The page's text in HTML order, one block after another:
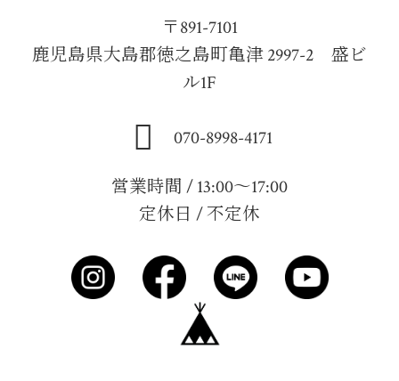
〒891-7101
鹿児島県大島郡徳之島町亀津 2997-2 盛ビ
ル1F
070-8998-4171
営業時間 / 13:00～17:00
定休日 / 不定休